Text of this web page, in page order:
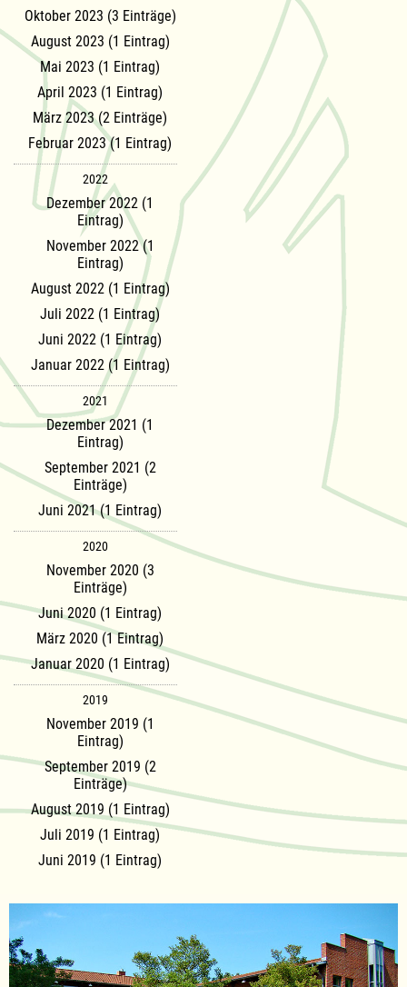
Oktober 2023 (3 Einträge)
August 2023 (1 Eintrag)
Mai 2023 (1 Eintrag)
April 2023 (1 Eintrag)
März 2023 (2 Einträge)
Februar 2023 (1 Eintrag)
2022
Dezember 2022 (1
Eintrag)
November 2022 (1
Eintrag)
August 2022 (1 Eintrag)
Juli 2022 (1 Eintrag)
Juni 2022 (1 Eintrag)
Januar 2022 (1 Eintrag)
2021
Dezember 2021 (1
Eintrag)
September 2021 (2
Einträge)
Juni 2021 (1 Eintrag)
2020
November 2020 (3
Einträge)
Juni 2020 (1 Eintrag)
März 2020 (1 Eintrag)
Januar 2020 (1 Eintrag)
2019
November 2019 (1
Eintrag)
September 2019 (2
Einträge)
August 2019 (1 Eintrag)
Juli 2019 (1 Eintrag)
Juni 2019 (1 Eintrag)